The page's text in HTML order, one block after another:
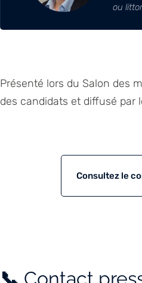
ou
Présenté lors du Salon des
des candidats et diffusé par
Consultez le
📞 Contact